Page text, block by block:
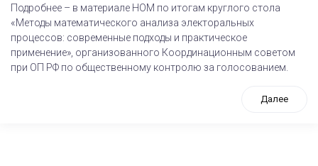
Подробнее – в материале НОМ по итогам круглого стола
«Методы математического анализа электоральных
процессов: современные подходы и практическое
применение», организованного Координационным советом
при ОП РФ по общественному контролю за голосованием.
Далее